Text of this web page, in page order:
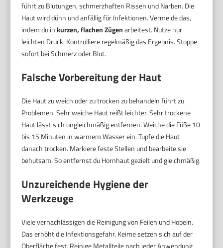
führt zu Blutungen, schmerzhaften Rissen und Narben. Die
Haut wird dünn und anfällig für Infektionen. Vermeide das,
indem du inkurzen, flachen Zügenarbeitest. Nutze nur
leichten Druck. Kontrolliere regelmäßig das Ergebnis. Stoppe
sofort bei Schmerz oder Blut.
Falsche Vorbereitung der Haut
Die Haut zu weich oder zu trocken zu behandeln führt zu
Problemen. Sehr weiche Haut reißt leichter. Sehr trockene
Haut lässt sich ungleichmäßig entfernen. Weiche die Füße 10
bis 15 Minuten in warmem Wasser ein. Tupfe die Haut
danach trocken. Markiere feste Stellen und bearbeite sie
behutsam. So entfernst du Hornhaut gezielt und gleichmäßig.
Unzureichende Hygiene der
Werkzeuge
Viele vernachlässigen die Reinigung von Feilen und Hobeln.
Das erhöht die Infektionsgefahr. Keime setzen sich auf der
Oberfläche fest. Reinige Metallteile nach jeder Anwendung